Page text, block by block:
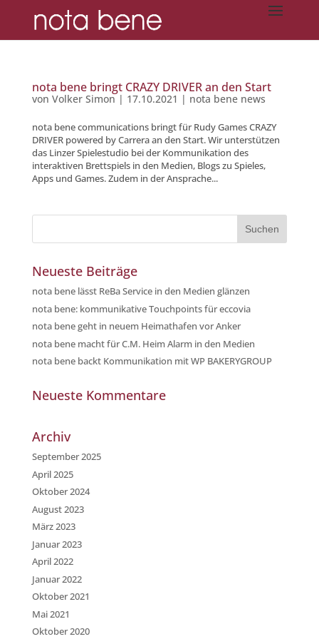
nota bene bringt CRAZY DRIVER an den Start
von Volker Simon| 17.10.2021 | nota bene news
nota bene communications bringt für Rudy Games CRAZY
DRIVER powered by Carrera an den Start. Wir unterstützen
das Linzer Spielestudio bei der Kommunikation des
interaktiven Brettspiels in den Medien, Blogs zu Spieles,
Apps und Games. Zudem in der Ansprache...
Neueste Beiträge
nota bene lässt ReBa Service in den Medien glänzen
nota bene: kommunikative Touchpoints für eccovia
nota bene geht in neuem Heimathafen vor Anker
nota bene macht für C.M. Heim Alarm in den Medien
nota bene backt Kommunikation mit WP BAKERYGROUP
Neueste Kommentare
Archiv
September 2025
April 2025
Oktober 2024
August 2023
März 2023
Januar 2023
April 2022
Januar 2022
Oktober 2021
Mai 2021
Oktober 2020